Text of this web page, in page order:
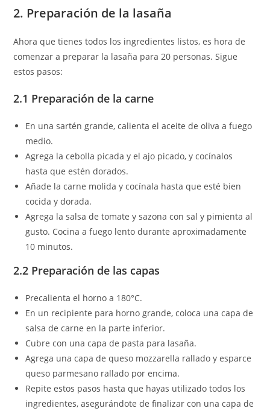
2. Preparación de la lasaña
Ahora que tienes todos los ingredientes listos, es hora de
comenzar a preparar la lasaña para 20 personas. Sigue
estos pasos:
2.1 Preparación de la carne
En una sartén grande, calienta el aceite de oliva a fuego
medio.
Agrega la cebolla picada y el ajo picado, y cocínalos
hasta que estén dorados.
Añade la carne molida y cocínala hasta que esté bien
cocida y dorada.
Agrega la salsa de tomate y sazona con sal y pimienta al
gusto. Cocina a fuego lento durante aproximadamente
10 minutos.
2.2 Preparación de las capas
Precalienta el horno a 180°C.
En un recipiente para horno grande, coloca una capa de
salsa de carne en la parte inferior.
Cubre con una capa de pasta para lasaña.
Agrega una capa de queso mozzarella rallado y esparce
queso parmesano rallado por encima.
Repite estos pasos hasta que hayas utilizado todos los
ingredientes, asegurándote de finalizar con una capa de